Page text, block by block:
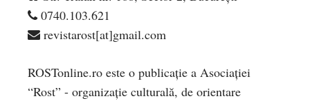
0740.103.621
revistarost[at]gmail.com
ROSTonline.ro este o publicaţie a Asociaţiei
“Rost” - organizaţie culturală, de orientare